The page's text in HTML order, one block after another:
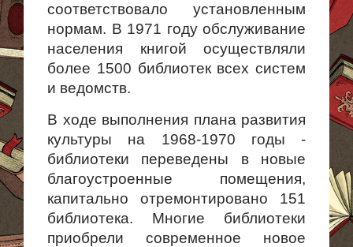
соответствовало установленным
нормам. В 1971 году обслуживание
населения книгой осуществляли
более 1500 библиотек всех систем
и ведомств.
В ходе выполнения плана развития
культуры на 1968-1970 годы -
библиотеки переведены в новые
благоустроенные помещения,
капитально отремонтировано 151
библиотека. Многие библиотеки
приобрели современное новое